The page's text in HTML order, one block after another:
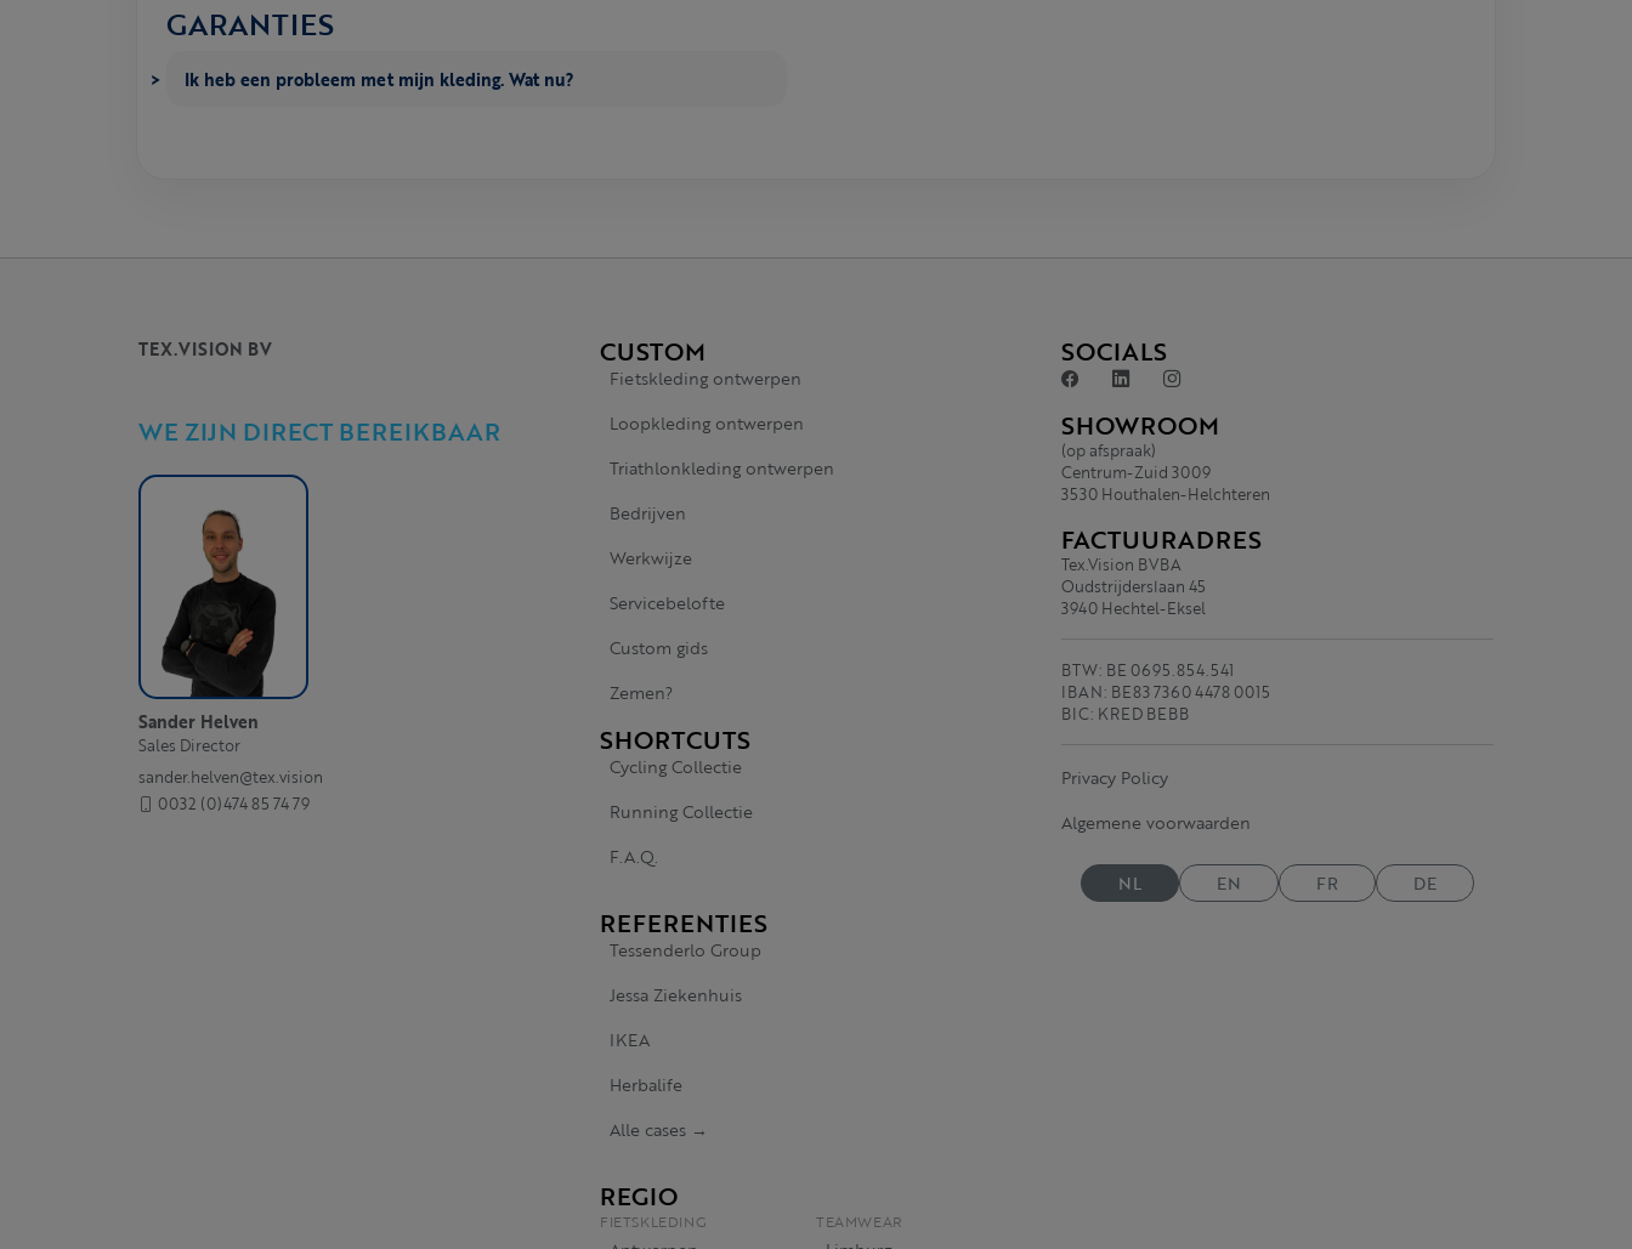
GARANTIES
Ik heb een probleem met mijn kleding. Wat nu?
TEX.VISION BV
WE ZIJN DIRECT BEREIKBAAR
Sander Helven
Sales Director
sander.helven@tex.vision
0032 (0)474 85 74 79
CUSTOM
Fietskleding ontwerpen
Loopkleding ontwerpen
Triathlonkleding ontwerpen
Bedrijven
Werkwijze
Servicebelofte
Custom gids
Zemen?
SHORTCUTS
Cycling Collectie
Running Collectie
F.A.Q.
REFERENTIES
Tessenderlo Group
Jessa Ziekenhuis
IKEA
Herbalife
Alle cases →
REGIO
FIETSKLEDING TEAMWEAR
SOCIALS
SHOWROOM
(op afspraak)
Centrum-Zuid 3009
3530 Houthalen-Helchteren
FACTUURADRES
Tex.Vision BVBA
Oudstrijderslaan 45
3940 Hechtel-Eksel
BTW: BE 0695.854.541
IBAN: BE83 7360 4478 0015
BIC: KRED BEBB
Privacy Policy
Algemene voorwaarden
NL EN FR DE